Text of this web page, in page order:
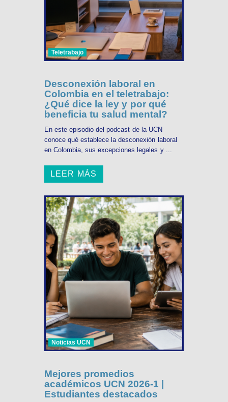
Teletrabajo
Desconexión laboral en
Colombia en el teletrabajo:
¿Qué dice la ley y por qué
beneficia tu salud mental?
En este episodio del podcast de la UCN
conoce qué establece la desconexión laboral
en Colombia, sus excepciones legales y ...
LEER MÁS
Noticias UCN
Mejores promedios
académicos UCN 2026-1 |
Estudiantes destacados